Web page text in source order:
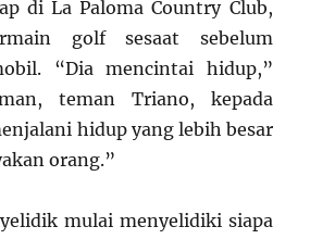
di La Paloma Country Club,
golf sesaat sebelum
“Dia mencintai hidup,”
teman Triano, kepada
hidup yang lebih besar
orang.”
mulai menyelidiki siapa